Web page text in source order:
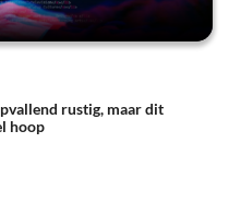
rustig, maar dit
hoop